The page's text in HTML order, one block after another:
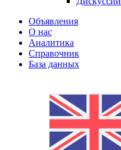
Объявления
О нас
Аналитика
Справочник
База данных